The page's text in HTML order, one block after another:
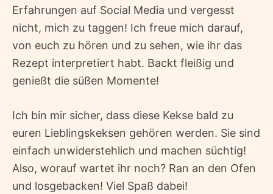
Erfahrungen auf Social Media und vergesst
nicht, mich zu taggen! Ich freue mich darauf,
von euch zu hören und zu sehen, wie ihr das
Rezept interpretiert habt. Backt fleißig und
genießt die süßen Momente!
Ich bin mir sicher, dass diese Kekse bald zu
euren Lieblingskeksen gehören werden. Sie sind
einfach unwiderstehlich und machen süchtig!
Also, worauf wartet ihr noch? Ran an den Ofen
und losgebacken! Viel Spaß dabei!